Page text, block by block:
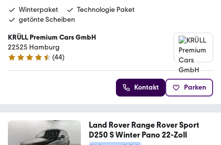
Winterpaket
Technologie Paket
getönte Scheiben
KRÜLL Premium Cars GmbH
22525 Hamburg
4.4 Sterne
(44)
Kontakt Parken
Land Rover Range Rover Sport
D250 S Winter Pano 22-Zoll